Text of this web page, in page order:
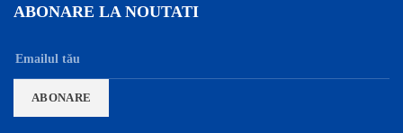
ABONARE LA NOUTATI